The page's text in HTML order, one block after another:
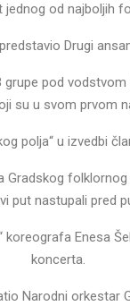
od najboljih
Drugi
pod
su u svom prvom
polja“ u izvedbi
put nastupali pred
koreografa Enesa
koncerta.
Narodni orkestar